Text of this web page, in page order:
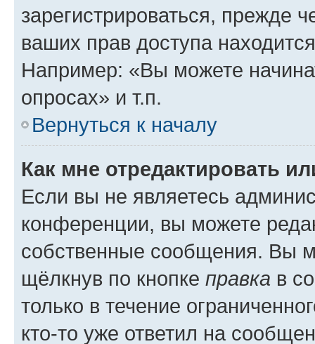
зарегистрироваться, прежде
ваших прав доступа
Например: «Вы можете
опросах» и т.п.
Вернуться к началу
Как мне отредактировать
Если вы не являетесь
конференции, вы можете
собственные сообщения. Вы
щёлкнув по кнопке правка в
только в течение
кто-то уже ответил на